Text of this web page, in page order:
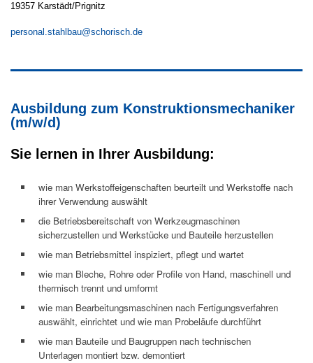
19357 Karstädt/Prignitz
personal.stahlbau@schorisch.de
Ausbildung zum Konstruktionsmechaniker
(m/w/d)
Sie lernen in Ihrer Ausbildung:
wie man Werkstoffeigenschaften beurteilt und Werkstoffe nach
ihrer Verwendung auswählt
die Betriebsbereitschaft von Werkzeugmaschinen
sicherzustellen und Werkstücke und Bauteile herzustellen
wie man Betriebsmittel inspiziert, pflegt und wartet
wie man Bleche, Rohre oder Profile von Hand, maschinell und
thermisch trennt und umformt
wie man Bearbeitungsmaschinen nach Fertigungsverfahren
auswählt, einrichtet und wie man Probeläufe durchführt
wie man Bauteile und Baugruppen nach technischen
Unterlagen montiert bzw. demontiert